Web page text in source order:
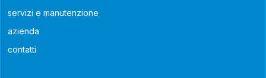
servizi e manutenzione
azienda
contatti